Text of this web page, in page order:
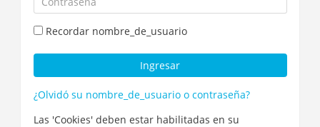
Recordar nombre_de_usuario
Ingresar
¿Olvidó su nombre_de_usuario o contraseña?
Las 'Cookies' deben estar habilitadas en su